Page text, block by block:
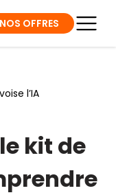
NOS OFFRES
l’IA
kit de